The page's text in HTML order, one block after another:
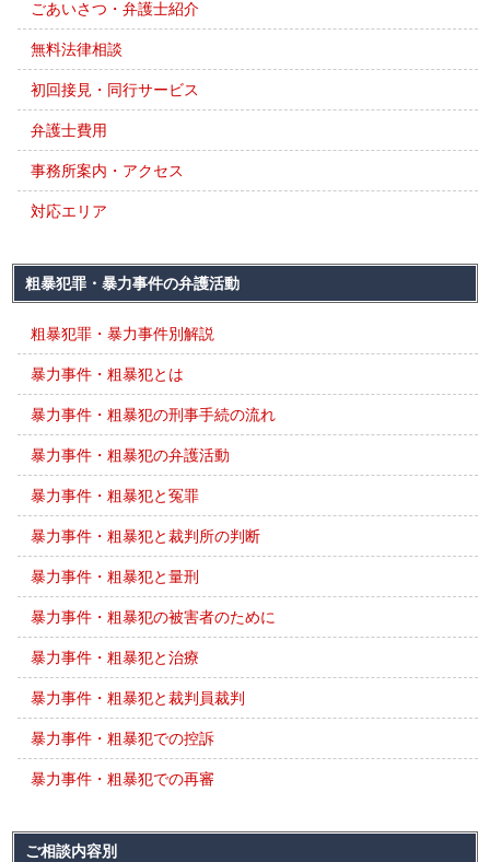
ごあいさつ・弁護士紹介
無料法律相談
初回接見・同行サービス
弁護士費用
事務所案内・アクセス
対応エリア
粗暴犯罪・暴力事件の弁護活動
粗暴犯罪・暴力事件別解説
暴力事件・粗暴犯とは
暴力事件・粗暴犯の刑事手続の流れ
暴力事件・粗暴犯の弁護活動
暴力事件・粗暴犯と冤罪
暴力事件・粗暴犯と裁判所の判断
暴力事件・粗暴犯と量刑
暴力事件・粗暴犯の被害者のために
暴力事件・粗暴犯と治療
暴力事件・粗暴犯と裁判員裁判
暴力事件・粗暴犯での控訴
暴力事件・粗暴犯での再審
ご相談内容別